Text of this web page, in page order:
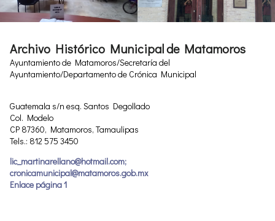
Archivo Histórico Municipal de Matamoros
Ayuntamiento de Matamoros/Secretaría del
Ayuntamiento/Departamento de Crónica Municipal
Guatemala s/n esq. Santos Degollado
Col. Modelo
CP 87360, Matamoros, Tamaulipas
Tels.: 812 575 3450
lic_martinarellano@hotmail.com;
cronicamunicipal@matamoros.gob.mx
Enlace página 1